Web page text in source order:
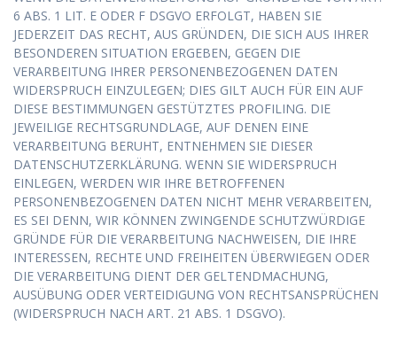
6 ABS. 1 LIT. E ODER F DSGVO ERFOLGT, HABEN SIE
JEDERZEIT DAS RECHT, AUS GRÜNDEN, DIE SICH AUS IHRER
BESONDEREN SITUATION ERGEBEN, GEGEN DIE
VERARBEITUNG IHRER PERSONENBEZOGENEN DATEN
WIDERSPRUCH EINZULEGEN; DIES GILT AUCH FÜR EIN AUF
DIESE BESTIMMUNGEN GESTÜTZTES PROFILING. DIE
JEWEILIGE RECHTSGRUNDLAGE, AUF DENEN EINE
VERARBEITUNG BERUHT, ENTNEHMEN SIE DIESER
DATENSCHUTZERKLÄRUNG. WENN SIE WIDERSPRUCH
EINLEGEN, WERDEN WIR IHRE BETROFFENEN
PERSONENBEZOGENEN DATEN NICHT MEHR VERARBEITEN,
ES SEI DENN, WIR KÖNNEN ZWINGENDE SCHUTZWÜRDIGE
GRÜNDE FÜR DIE VERARBEITUNG NACHWEISEN, DIE IHRE
INTERESSEN, RECHTE UND FREIHEITEN ÜBERWIEGEN ODER
DIE VERARBEITUNG DIENT DER GELTENDMACHUNG,
AUSÜBUNG ODER VERTEIDIGUNG VON RECHTSANSPRÜCHEN
(WIDERSPRUCH NACH ART. 21 ABS. 1 DSGVO).